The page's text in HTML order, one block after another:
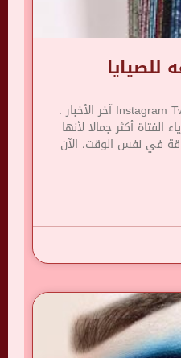
للصيايا
Instagram Twitter Snapchat Youtube آخر الأخبار :
أزياء الفتاة أكثر جمالا لأنها
في نفس الوقت، الآن